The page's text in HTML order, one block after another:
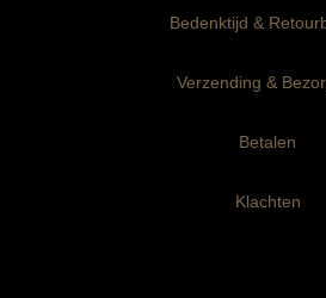
Bedenktijd &
Verzending &
Betalen
Klachten